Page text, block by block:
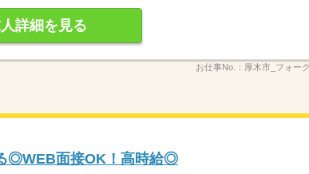
詳細を見る
お仕事No.： 厚木市_フォー
◎WEB面接OK！高時給◎